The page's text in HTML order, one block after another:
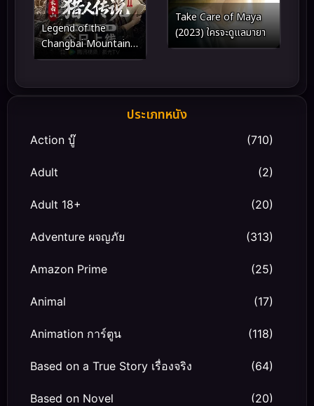
Legend of the
Changbai Mountain
Hunter 2 (2026)
ฉางไป๋ 2
Take Care of Maya
(2023) ใครจะดูแลมายา
ประเภทหนัง
Action บู๊ (710)
Adult (2)
Adult 18+ (20)
Adventure ผจญภัย (313)
Amazon Prime (25)
Animal (17)
Animation การ์ตูน (118)
Based on a True Story เรื่องจริง (64)
Based on Novel (20)